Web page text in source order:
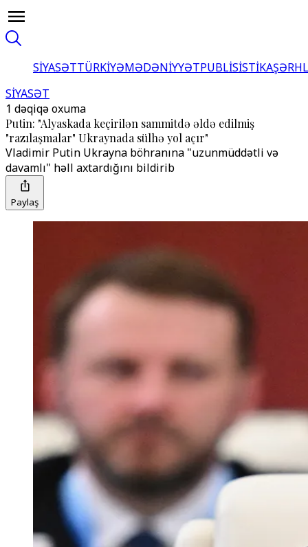
SİYASƏTTÜRKİYƏMƏDƏNİYYƏTPUBLİSİSTİKA
SİYASƏT
1 dəqiqə oxuma
Putin: "Alyaskada keçirilən sammitdə əldə edilmiş
"razılaşmalar" Ukraynada sülhə yol açır"
Vladimir Putin Ukrayna böhranına "uzunmüddətli və
davamlı" həll axtardığını bildirib
Paylaş